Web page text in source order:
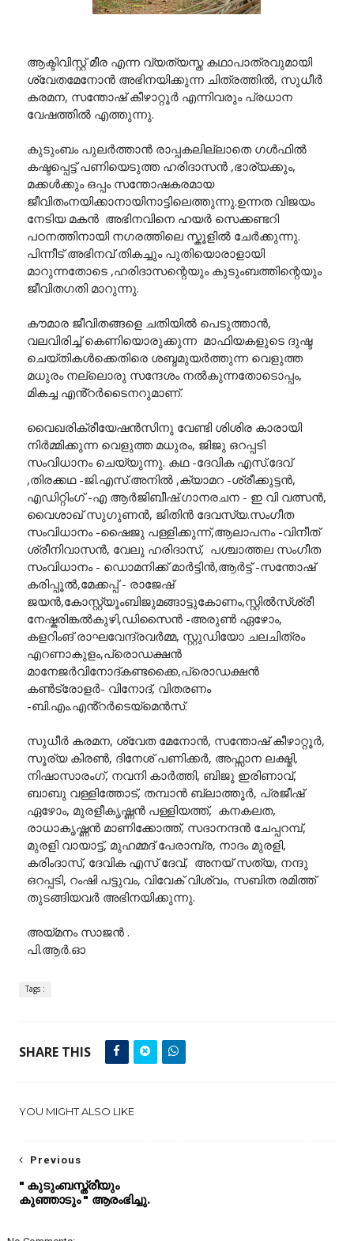
ആക്ടിവിസ്റ്റ് മീര എന്ന വ്യത്യസ്ത കഥാപാത്രവുമായി
ശ്വേതമേനോൻ അഭിനയിക്കുന്ന ചിത്രത്തിൽ, സുധീർ
കരമന, സന്തോഷ് കീഴാറ്റൂർ എന്നിവരും പ്രധാന
വേഷത്തിൽ എത്തുന്നു.
കുടുംബം പുലർത്താൻ രാപ്പകലില്ലാതെ ഗൾഫിൽ
കഷ്ടപ്പെട്ട് പണിയെടുത്ത ഹരിദാസൻ ,ഭാര്യക്കും,
മക്കൾക്കും ഒപ്പം സന്തോഷകരമായ
ജീവിതംനയിക്കാനായിനാട്ടിലെത്തുന്നു.ഉന്നത വിജയം
നേടിയ മകൻ അഭിനവിനെ ഹയർ സെക്കണ്ടറി
പഠനത്തിനായി നഗരത്തിലെ സ്കൂളിൽ ചേർക്കുന്നു.
പിന്നീട് അഭിനവ് തികച്ചും പുതിയൊരാളായി
മാറുന്നതോടെ ,ഹരിദാസന്റെയും കുടുംബത്തിന്റെയും
ജീവിതഗതി മാറുന്നു.
കൗമാര ജീവിതങ്ങളെ ചതിയിൽ പെടുത്താൻ,
വലവിരിച്ച് കെണിയൊരുക്കുന്ന മാഫിയകളുടെ ദുഷ്ട
ചെയ്തികൾക്കെതിരെ ശബ്ദമുയർത്തുന്ന വെളുത്ത
മധുരം നല്ലൊരു സന്ദേശം നൽകുന്നതോടൊപ്പം,
മികച്ച എൻ്റർടൈനറുമാണ്.
വൈഖരിക്രീയേഷൻസിനു വേണ്ടി ശിശിര കാരായി
നിർമ്മിക്കുന്ന വെളുത്ത മധുരം, ജിജു ഒറപ്പടി
സംവിധാനം ചെയ്യുന്നു. കഥ -ദേവിക എസ്.ദേവ്
,തിരക്കഥ -ജി.എസ്.അനിൽ ,ക്യാമറ -ശ്രീക്കുട്ടൻ,
എഡിറ്റിംഗ് -എ ആർജിബീഷ്.ഗാനരചന - ഇ വി വത്സൻ,
വൈശാഖ് സുഗുണൻ, ജിതിൻ ദേവസ്യ.സംഗീത
സംവിധാനം -ഷൈജു പള്ളിക്കുന്ന്,ആലാപനം -വിനീത്
ശ്രീനിവാസൻ, വേലു ഹരിദാസ്, പശ്ചാത്തല സംഗീത
സംവിധാനം - ഡൊമനിക്ക് മാർട്ടിൻ,ആർട്ട് -സന്തോഷ്
കരിപ്പൂൽ,മേക്കപ്പ് - രാജേഷ്
ജയൻ,കോസ്റ്റ്യൂംബിജുമങ്ങാട്ടുകോണം,സ്റ്റിൽസ്ശ്രീ
നേഷ്കരിങ്കൽകുഴി,ഡിസൈൻ -അരുൺ ഏഴോം,
കളറിംങ് രാഘവേന്ദ്രവർമ്മ, സ്റ്റുഡിയോ ചലചിത്രം
എറണാകുളം,പ്രൊഡക്ഷൻ
മാനേജർവിനോദ്കണ്ടക്കൈ,പ്രൊഡക്ഷൻ
കൺട്രോളർ- വിനോദ്, വിതരണം
-ബി.എം.എൻ്റർടെയ്മെൻസ്.
സുധീർ കരമന, ശ്വേത മേനോൻ, സന്തോഷ് കീഴാറ്റൂർ,
സൂര്യ കിരൺ, ദിനേശ് പണിക്കർ, അഫ്സാന ലക്ഷ്മി,
നിഷാസാരംഗ്, നവനി കാർത്തി, ബിജു ഇരിണാവ്,
ബാബു വള്ളിത്തോട്, തമ്പാൻ ബ്ലാത്തൂർ, പ്രജീഷ്
ഏഴോം, മുരളീകൃഷ്ണൻ പള്ളിയത്ത്, കനകലത,
രാധാകൃഷ്ണൻ മാണിക്കോത്ത്, സദാനന്ദൻ ചേപ്പറമ്പ്,
മുരളി വായാട്ട്, മുഹമ്മദ് പേരാമ്പ്ര, നാദം മുരളി,
കരിംദാസ്, ദേവിക എസ് ദേവ്, അനയ് സത്യ, നന്ദു
ഒറപ്പടി, റംഷി പട്ടുവം, വിവേക് വിശ്വം, സബിത രമിത്ത്
തുടങ്ങിയവർ അഭിനയിക്കുന്നു.
അയ്മനം സാജൻ .
പി.ആർ.ഓ
Tags :
SHARE THIS
YOU MIGHT ALSO LIKE
Previous
" കുടുംബസ്ത്രീയും
കുഞ്ഞാടും " ആരംഭിച്ചു.